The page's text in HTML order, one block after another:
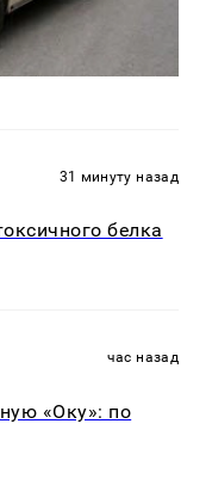
31 минуту назад
белка
час назад
«Оку»: по